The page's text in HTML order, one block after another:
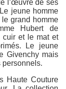
l’œuvre de ses
jeune homme
grand homme
Hubert de
cuir et le mat et
Le jeune
Givenchy mais
personnels.
Haute Couture